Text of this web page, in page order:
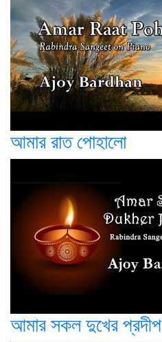
আমার রাত পোহালো
আমার সকল দুখের প্রদীপ